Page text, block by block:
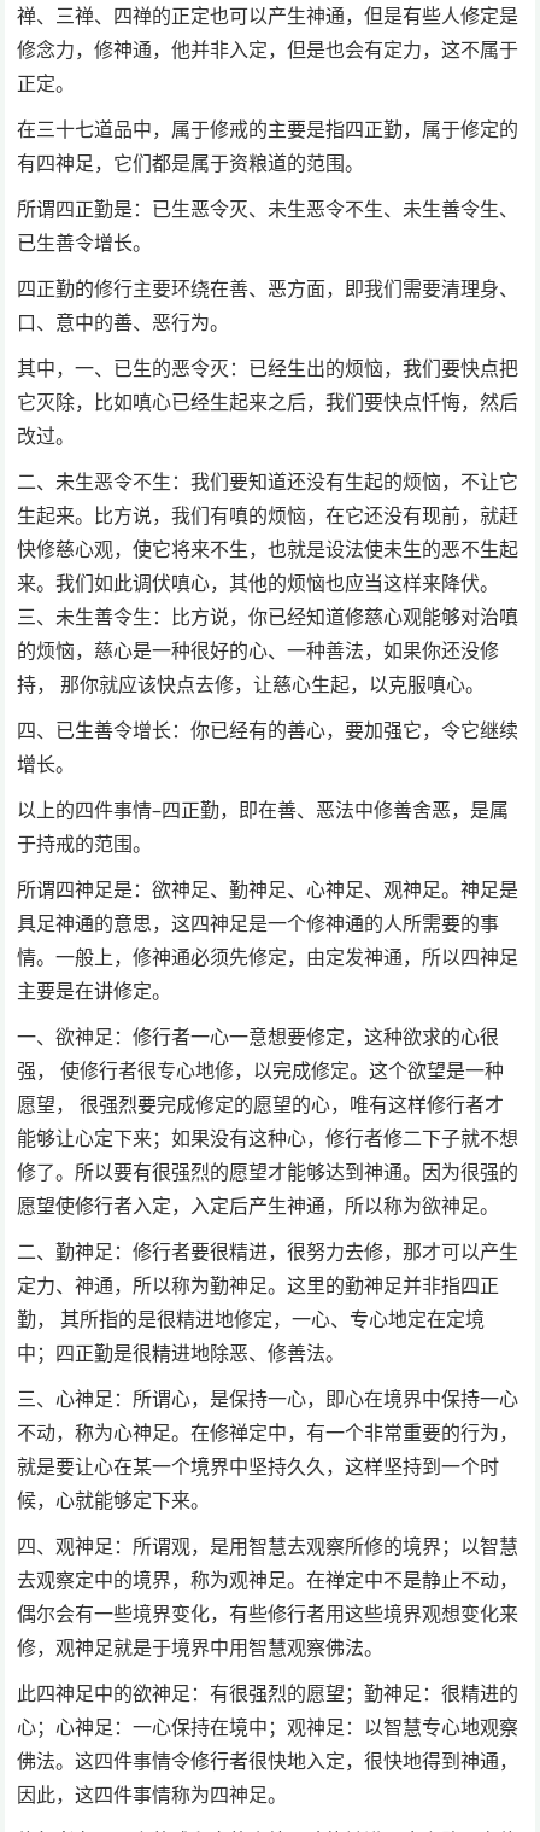
禅、三禅、四禅的正定也可以产生神通，但是有些人修定是
修念力，修神通，他并非入定，但是也会有定力，这不属于
正定。
在三十七道品中，属于修戒的主要是指四正勤，属于修定的
有四神足，它们都是属于资粮道的范围。
所谓四正勤是：已生恶令灭、未生恶令不生、未生善令生、
已生善令增长。
四正勤的修行主要环绕在善、恶方面，即我们需要清理身、
口、意中的善、恶行为。
其中，一、已生的恶令灭：已经生出的烦恼，我们要快点把
它灭除，比如嗔心已经生起来之后，我们要快点忏悔，然后
改过。
二、未生恶令不生：我们要知道还没有生起的烦恼，不让它
生起来。比方说，我们有嗔的烦恼，在它还没有现前，就赶
快修慈心观，使它将来不生，也就是设法使未生的恶不生起
来。我们如此调伏嗔心，其他的烦恼也应当这样来降伏。
三、未生善令生：比方说，你已经知道修慈心观能够对治嗔
的烦恼，慈心是一种很好的心、一种善法，如果你还没修
持， 那你就应该快点去修，让慈心生起，以克服嗔心。
四、已生善令增长：你已经有的善心，要加强它，令它继续
增长。
以上的四件事情–四正勤，即在善、恶法中修善舍恶，是属
于持戒的范围。
所谓四神足是：欲神足、勤神足、心神足、观神足。神足是
具足神通的意思，这四神足是一个修神通的人所需要的事
情。一般上，修神通必须先修定，由定发神通，所以四神足
主要是在讲修定。
一、欲神足：修行者一心一意想要修定，这种欲求的心很
强， 使修行者很专心地修，以完成修定。这个欲望是一种
愿望， 很强烈要完成修定的愿望的心，唯有这样修行者才
能够让心定下来；如果没有这种心，修行者修二下子就不想
修了。所以要有很强烈的愿望才能够达到神通。因为很强的
愿望使修行者入定，入定后产生神通，所以称为欲神足。
二、勤神足：修行者要很精进，很努力去修，那才可以产生
定力、神通，所以称为勤神足。这里的勤神足并非指四正
勤， 其所指的是很精进地修定，一心、专心地定在定境
中；四正勤是很精进地除恶、修善法。
三、心神足：所谓心，是保持一心，即心在境界中保持一心
不动，称为心神足。在修禅定中，有一个非常重要的行为，
就是要让心在某一个境界中坚持久久，这样坚持到一个时
候，心就能够定下来。
四、观神足：所谓观，是用智慧去观察所修的境界；以智慧
去观察定中的境界，称为观神足。在禅定中不是静止不动，
偶尔会有一些境界变化，有些修行者用这些境界观想变化来
修，观神足就是于境界中用智慧观察佛法。
此四神足中的欲神足：有很强烈的愿望；勤神足：很精进的
心；心神足：一心保持在境中；观神足：以智慧专心地观察
佛法。这四件事情令修行者很快地入定，很快地得到神通，
因此，这四件事情称为四神足。